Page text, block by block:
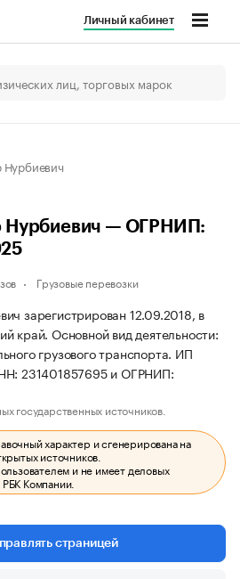
Личный кабинет
Нурбиевич — ОГРНИП:
Грузовые перевозки
зарегистрирован 12.09.2018, в
край. Основной вид деятельности:
грузового транспорта. ИП
231401857695 и ОГРНИП:
государственных источников.
характер и сгенерирована на
источников.
и не имеет деловых
Компании.
страницей